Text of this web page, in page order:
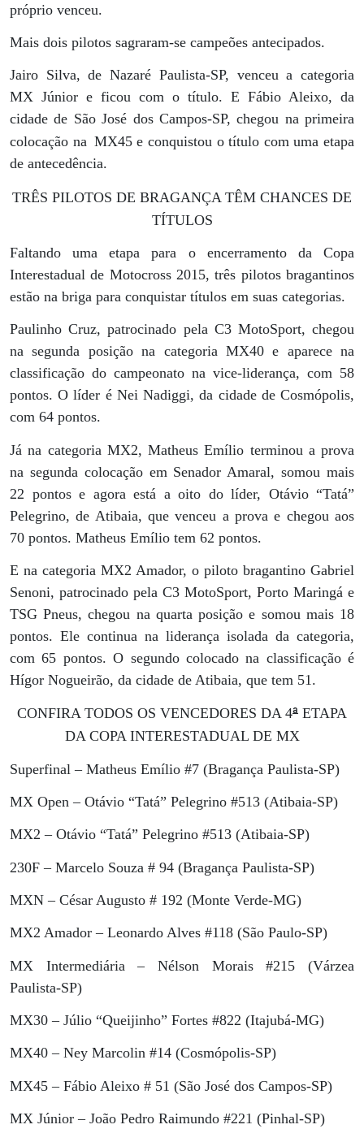
próprio venceu.
Mais dois pilotos sagraram-se campeões antecipados.
Jairo Silva, de Nazaré Paulista-SP, venceu a categoria
MX Júnior e ficou com o título. E Fábio Aleixo, da
cidade de São José dos Campos-SP, chegou na primeira
colocação na MX45 e conquistou o título com uma etapa
de antecedência.
TRÊS PILOTOS DE BRAGANÇA TÊM CHANCES DE
TÍTULOS
Faltando uma etapa para o encerramento da Copa
Interestadual de Motocross 2015, três pilotos bragantinos
estão na briga para conquistar títulos em suas categorias.
Paulinho Cruz, patrocinado pela C3 MotoSport, chegou
na segunda posição na categoria MX40 e aparece na
classificação do campeonato na vice-liderança, com 58
pontos. O líder é Nei Nadiggi, da cidade de Cosmópolis,
com 64 pontos.
Já na categoria MX2, Matheus Emílio terminou a prova
na segunda colocação em Senador Amaral, somou mais
22 pontos e agora está a oito do líder, Otávio “Tatá”
Pelegrino, de Atibaia, que venceu a prova e chegou aos
70 pontos. Matheus Emílio tem 62 pontos.
E na categoria MX2 Amador, o piloto bragantino Gabriel
Senoni, patrocinado pela C3 MotoSport, Porto Maringá e
TSG Pneus, chegou na quarta posição e somou mais 18
pontos. Ele continua na liderança isolada da categoria,
com 65 pontos. O segundo colocado na classificação é
Hígor Nogueirão, da cidade de Atibaia, que tem 51.
CONFIRA TODOS OS VENCEDORES DA 4ª ETAPA
DA COPA INTERESTADUAL DE MX
Superfinal – Matheus Emílio #7 (Bragança Paulista-SP)
MX Open – Otávio “Tatá” Pelegrino #513 (Atibaia-SP)
MX2 – Otávio “Tatá” Pelegrino #513 (Atibaia-SP)
230F – Marcelo Souza # 94 (Bragança Paulista-SP)
MXN – César Augusto # 192 (Monte Verde-MG)
MX2 Amador – Leonardo Alves #118 (São Paulo-SP)
MX Intermediária – Nélson Morais #215 (Várzea
Paulista-SP)
MX30 – Júlio “Queijinho” Fortes #822 (Itajubá-MG)
MX40 – Ney Marcolin #14 (Cosmópolis-SP)
MX45 – Fábio Aleixo # 51 (São José dos Campos-SP)
MX Júnior – João Pedro Raimundo #221 (Pinhal-SP)